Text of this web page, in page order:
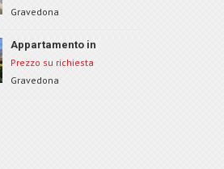
Gravedona
Appartamento in
residence con piscina,
Prezzo su richiesta
Gravedona